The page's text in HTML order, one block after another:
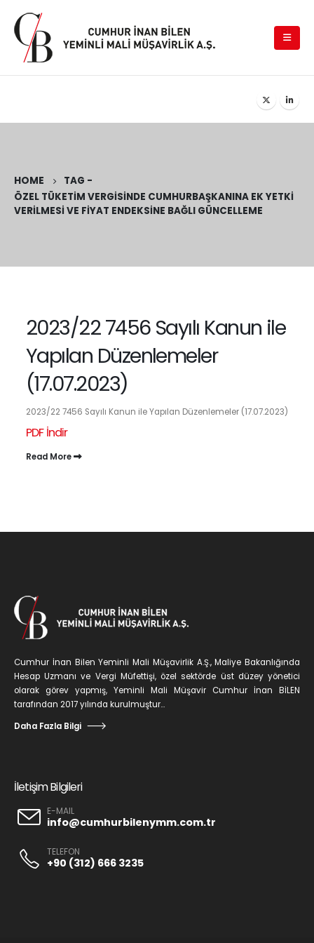
HOME
TAG -
ÖZEL TÜKETIM VERGISINDE CUMHURBAŞKANINA EK YETKI
VERILMESI VE FIYAT ENDEKSINE BAĞLI GÜNCELLEME
2023/22 7456 Sayılı Kanun ile
Yapılan Düzenlemeler
(17.07.2023)
2023/22 7456 Sayılı Kanun ile Yapılan Düzenlemeler (17.07.2023)
PDF İndir
Read More
Cumhur İnan Bilen Yeminli Mali Müşavirlik A.Ş., Maliye Bakanlığında
Hesap Uzmanı ve Vergi Müfettişi, özel sektörde üst düzey yönetici
olarak görev yapmış, Yeminli Mali Müşavir Cumhur İnan BİLEN
tarafından 2017 yılında kurulmuştur...
Daha Fazla Bilgi
İletişim Bilgileri
E-MAIL
info@cumhurbilenymm.com.tr
TELEFON
+90 (312) 666 3235